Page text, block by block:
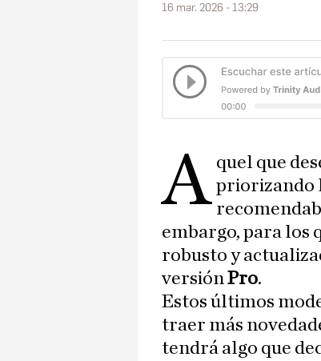
16 mar. 2026 - 13:29
A quel que
priorizando
embargo, para los
robusto y
versiónPro.
Estos últimos
traer más
tendrá algo que